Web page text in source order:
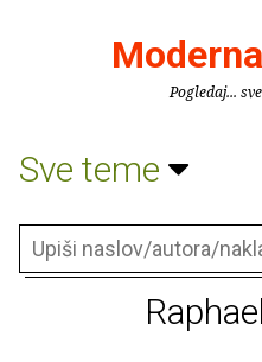
Pogledaj...
Sve teme